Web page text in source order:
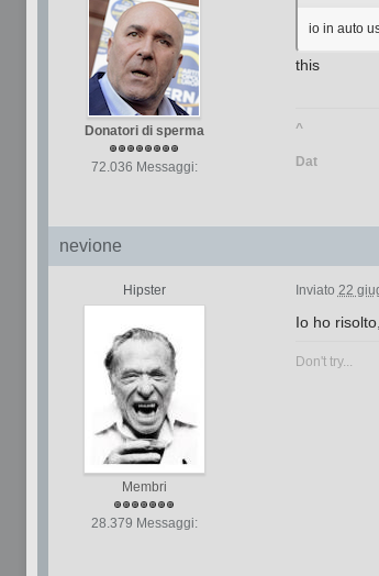
Donatori di sperma
72.036 Messaggi:
io in auto
this
^
Dat
nevione
Hipster
Membri
28.379 Messaggi:
Inviato 22
Io ho
Don't try...